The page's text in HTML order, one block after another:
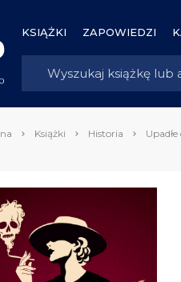
KSIĄŻKI ZAPOWIEDZI
Książki Historia